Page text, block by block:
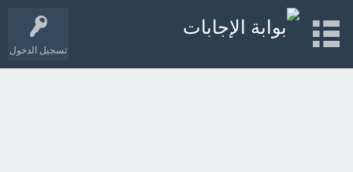
تسجيل الدخول